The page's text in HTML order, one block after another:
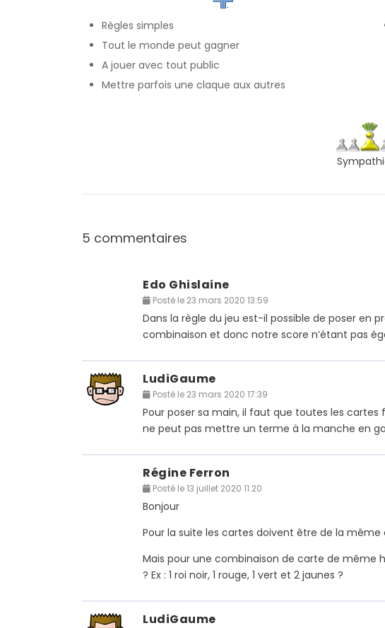
Règles simples
Tout le monde peut gagner
A jouer avec tout public
Mettre parfois une claque aux autres
5 commentaires
Edo Ghislaine
Posté le 23 mars 2020 13:59
Dans la règle du jeu est-il possible de poser en
combinaison et donc notre score n’étant pas
LudiGaume
Posté le 23 mars 2020 17:39
Pour poser sa main, il faut que toutes les
ne peut pas mettre un terme à la manche en
Régine Ferron
Posté le 13 juillet 2020 11:20
Bonjour
Pour la suite les cartes doivent être de la même
Mais pour une combinaison de carte de
? Ex : 1 roi noir, 1 rouge, 1 vert et 2 jaunes ?
LudiGaume